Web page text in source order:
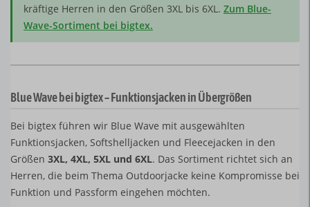
kräftige Herren in den Größen 3XL bis 6XL. Zum Blue-
Wave-Sortiment bei bigtex.
Blue Wave bei bigtex – Funktionsjacken in Übergrößen
Bei bigtex führen wir Blue Wave mit ausgewählten
Funktionsjacken, Softshelljacken und Fleecejacken in den
Größen 3XL, 4XL, 5XL und 6XL. Das Sortiment richtet sich an
Herren, die beim Thema Outdoorjacke keine Kompromisse bei
Funktion und Passform eingehen möchten.